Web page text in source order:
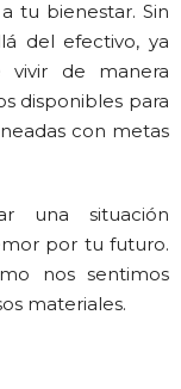
tu bienestar. Sin
del efectivo, ya
de manera
disponibles para
con metas
una situación
por tu futuro.
nos sentimos
materiales.